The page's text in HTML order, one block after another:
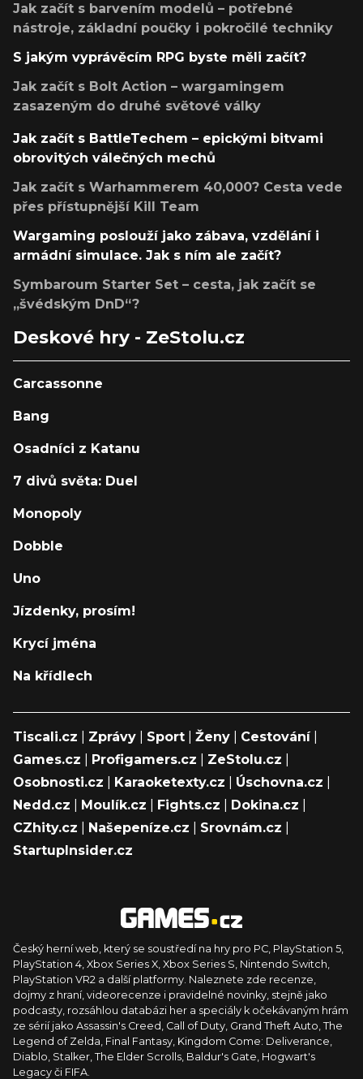
Jak začít s barvením modelů – potřebné
nástroje, základní poučky i pokročilé techniky
S jakým vyprávěcím RPG byste měli začít?
Jak začít s Bolt Action – wargamingem
zasazeným do druhé světové války
Jak začít s BattleTechem – epickými bitvami
obrovitých válečných mechů
Jak začít s Warhammerem 40,000? Cesta vede
přes přístupnější Kill Team
Wargaming poslouží jako zábava, vzdělání i
armádní simulace. Jak s ním ale začít?
Symbaroum Starter Set – cesta, jak začít se
„švédským DnD“?
Deskové hry - ZeStolu.cz
Carcassonne
Bang
Osadníci z Katanu
7 divů světa: Duel
Monopoly
Dobble
Uno
Jízdenky, prosím!
Krycí jména
Na křídlech
Tiscali.cz Zprávy Sport Ženy Cestování|
Games.cz
Profigamers.cz ZeStolu.cz
Osobnosti.cz
Karaoketexty.cz Úschovna.cz
Nedd.cz
Moulík.cz Fights.cz Dokina.cz
CZhity.cz
Našepeníze.cz Srovnám.cz
StartupInsider.cz
Český herní web, který se soustředí na hry pro PC, PlayStation 5,
PlayStation 4, Xbox Series X, Xbox Series S, Nintendo Switch,
PlayStation VR2 a další platformy. Naleznete zde recenze,
dojmy z hraní, videorecenze i pravidelné novinky, stejně jako
podcasty, rozsáhlou databázi her a speciály k očekávaným hrám
ze sérií jako Assassin's Creed, Call of Duty, Grand Theft Auto, The
Legend of Zelda, Final Fantasy, Kingdom Come: Deliverance,
Diablo, Stalker, The Elder Scrolls, Baldur's Gate, Hogwart's
Legacy či FIFA.